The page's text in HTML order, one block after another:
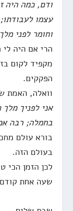
ודם, כמה היה
עצמו
וחומר לפני
הרי אם היה לי
מקפיד לקום
הפקקים.
וואלה, האמת
אני לפניך
בחמלה; רבה
בורא עולם
בעולם הזה.
לכן הזמן הכי
שעה אחת